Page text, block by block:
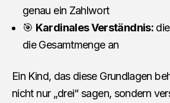
genau ein Zahlwort
🎯 Kardinales Verständnis:
die Gesamtmenge an
Ein Kind, das diese Grundlagen
nicht nur „drei“ sagen, sondern